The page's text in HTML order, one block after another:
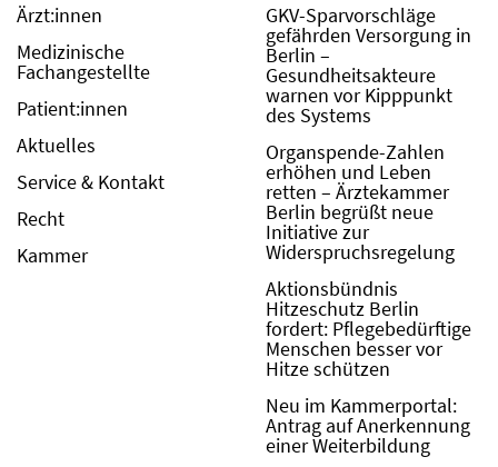
Ärzt:innen
Medizinische
Fachangestellte
Patient:innen
Aktuelles
Service & Kontakt
Recht
Kammer
GKV-Sparvorschläge
gefährden Versorgung in
Berlin –
Gesundheitsakteure
warnen vor Kipppunkt
des Systems
Organspende-Zahlen
erhöhen und Leben
retten – Ärztekammer
Berlin begrüßt neue
Initiative zur
Widerspruchsregelung
Aktionsbündnis
Hitzeschutz Berlin
fordert: Pflegebedürftige
Menschen besser vor
Hitze schützen
Neu im Kammerportal:
Antrag auf Anerkennung
einer Weiterbildung